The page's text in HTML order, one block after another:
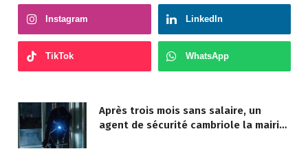
Instagram LinkedIn
TikTok WhatsApp
Après trois mois sans salaire, un
agent de sécurité cambriole la mairie